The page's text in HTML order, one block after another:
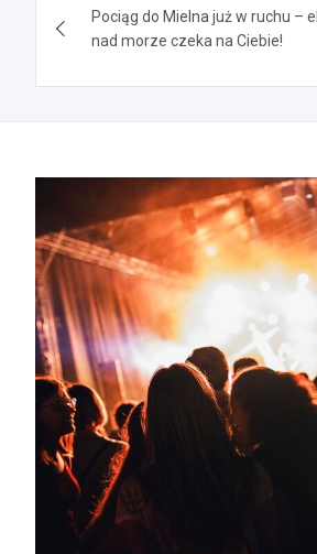
wpisuPociąg do Mielna już w ruchu –
nad morze czeka na Ciebie!